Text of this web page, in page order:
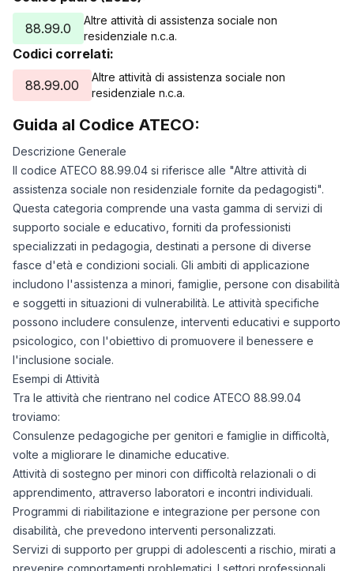
88.99.0
Altre attività di assistenza sociale non
residenziale n.c.a.
Codici correlati:
88.99.00
Altre attività di assistenza sociale non
residenziale n.c.a.
Guida al Codice ATECO:
Descrizione Generale
Il codice ATECO 88.99.04 si riferisce alle "Altre attività di
assistenza sociale non residenziale fornite da pedagogisti".
Questa categoria comprende una vasta gamma di servizi di
supporto sociale e educativo, forniti da professionisti
specializzati in pedagogia, destinati a persone di diverse
fasce d'età e condizioni sociali. Gli ambiti di applicazione
includono l'assistenza a minori, famiglie, persone con disabilità
e soggetti in situazioni di vulnerabilità. Le attività specifiche
possono includere consulenze, interventi educativi e supporto
psicologico, con l'obiettivo di promuovere il benessere e
l'inclusione sociale.
Esempi di Attività
Tra le attività che rientrano nel codice ATECO 88.99.04
troviamo:
Consulenze pedagogiche per genitori e famiglie in difficoltà,
volte a migliorare le dinamiche educative.
Attività di sostegno per minori con difficoltà relazionali o di
apprendimento, attraverso laboratori e incontri individuali.
Programmi di riabilitazione e integrazione per persone con
disabilità, che prevedono interventi personalizzati.
Servizi di supporto per gruppi di adolescenti a rischio, mirati a
prevenire comportamenti problematici. I settori professionali